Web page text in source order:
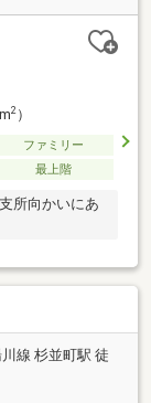
2）
ファミリー
最上階
所向かいにあ
線 杉並町駅 徒